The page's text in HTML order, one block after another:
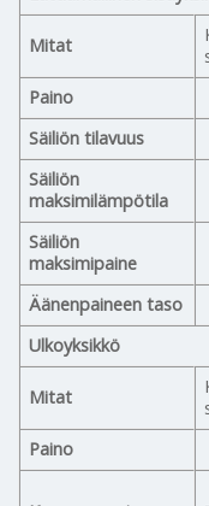
Mitat
Paino
Säiliön tilavuus
Säiliön
maksimilämpötila
Säiliön
maksimipaine
Äänenpaineen taso
Ulkoyksikkö
Mitat
Paino